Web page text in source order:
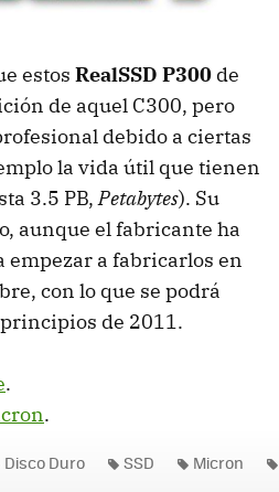
estos RealSSD P300 de
de aquel C300, pero
debido a ciertas
la vida útil que tienen
3.5 PB,Petabytes). Su
aunque el fabricante ha
empezar a fabricarlos en
con lo que se podrá
de 2011.
.
.
Disco Duro SSD Micron